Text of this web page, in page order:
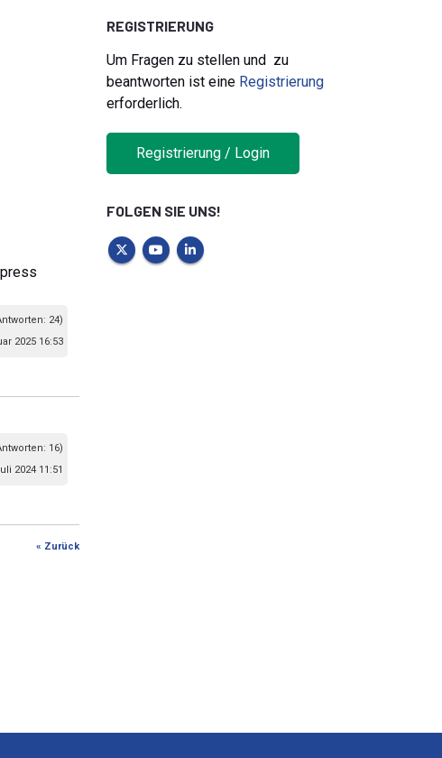
24)
2025 16:53
16)
2024 11:51
« Zurück
REGISTRIERUNG
Um Fragen zu stellen und zu
beantworten ist eine Registrierung
erforderlich.
Registrierung / Login
FOLGEN SIE UNS!